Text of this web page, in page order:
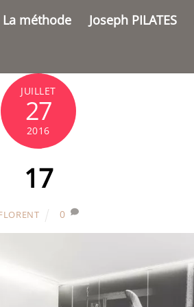
La méthode Joseph PILATES
JUILLET
27
2016
17
0